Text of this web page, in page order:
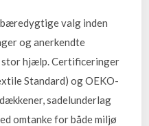
valg inden
og anerkendte
hjælp. Certificeringer
Standard) og OEKO-
sadelunderlag
omtanke for både miljø